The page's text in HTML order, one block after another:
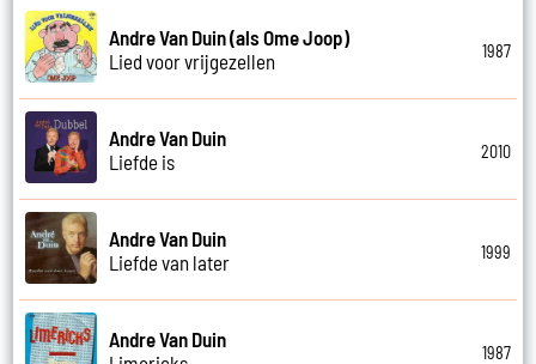
Andre Van Duin (als Ome Joop)
Lied voor vrijgezellen
1987
Andre Van Duin
Liefde is
2010
Andre Van Duin
Liefde van later
1999
Andre Van Duin
1987